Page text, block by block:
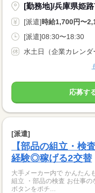
[勤務地]/兵庫県姫
[派遣]時給1,700円〜
[派遣]08:30〜18:30
水土日（企業カレンダ
応募す
[派遣]
【部品の組立・検
経験◎稼げる2交替
大手メーカー内で かんたん
組立 ・部品の検査 お仕事の
ボタンをポチ...